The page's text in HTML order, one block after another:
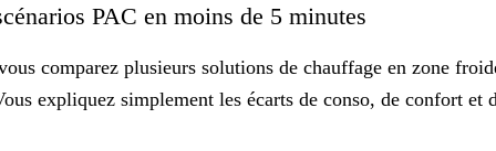
PAC en moins de 5 minutes
comparez plusieurs solutions de chauffage en zone
expliquez simplement les écarts de conso, de confort et